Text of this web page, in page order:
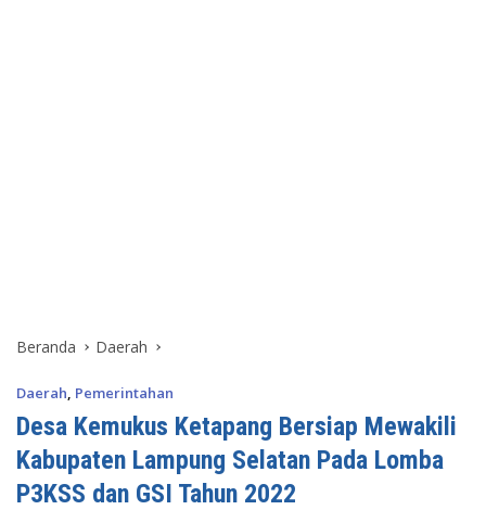
Beranda Daerah
Daerah, Pemerintahan
Desa Kemukus Ketapang Bersiap Mewakili
Kabupaten Lampung Selatan Pada Lomba
P3KSS dan GSI Tahun 2022